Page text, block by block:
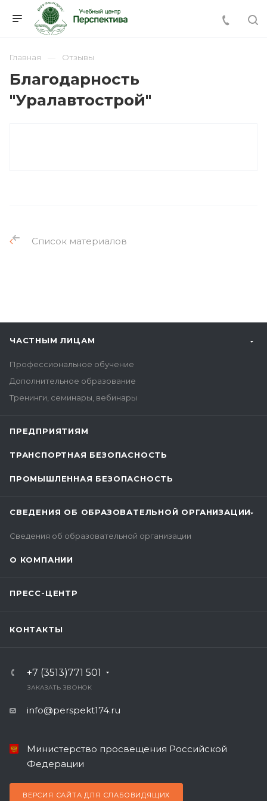
Главная Отзывы
Благодарность
"Уралавтострой"
Список материалов
ЧАСТНЫМ ЛИЦАМ
Профессиональное обучение
Дополнительное образование
Тренинги, семинары, вебинары
ПРЕДПРИЯТИЯМ
ТРАНСПОРТНАЯ БЕЗОПАСНОСТЬ
ПРОМЫШЛЕННАЯ БЕЗОПАСНОСТЬ
СВЕДЕНИЯ ОБ ОБРАЗОВАТЕЛЬНОЙ ОРГАНИЗАЦИИ
Сведения об образовательной организации
О КОМПАНИИ
ПРЕСС-ЦЕНТР
КОНТАКТЫ
+7 (3513)771 501
ЗАКАЗАТЬ ЗВОНОК
info@perspekt174.ru
Министерство просвещения Российской
Федерации
ВЕРСИЯ САЙТА ДЛЯ СЛАБОВИДЯЩИХ